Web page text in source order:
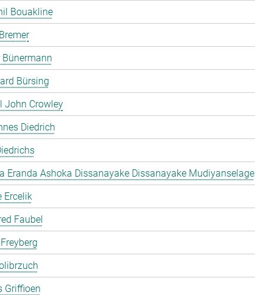
Bouakline
Bünermann
Bürsing
John Crowley
Diedrich
Eranda Ashoka Dissanayake Dissanayake Mudiyanselage
Ercelik
Faubel
Griffioen